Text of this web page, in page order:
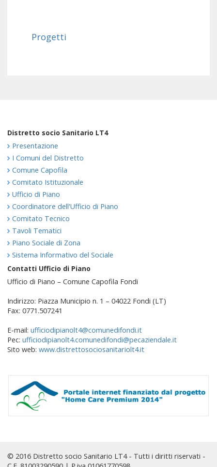
Progetti
Distretto socio Sanitario LT4
Presentazione
I Comuni del Distretto
Comune Capofila
Comitato Istituzionale
Ufficio di Piano
Coordinatore dell'Ufficio di Piano
Comitato Tecnico
Tavoli Tematici
Piano Sociale di Zona
Sistema Informativo del Sociale
Contatti Ufficio di Piano
Ufficio di Piano – Comune Capofila Fondi
Indirizzo: Piazza Municipio n. 1 – 04022 Fondi (LT)
Fax: 0771.507241
E-mail: ufficiodipianolt4@comunedifondi.it
Pec: ufficiodipianolt4.comunedifondi@pecaziendale.it
Sito web: www.distrettosociosanitariolt4.it
© 2016 Distretto socio Sanitario LT4 - Tutti i diritti riservati -